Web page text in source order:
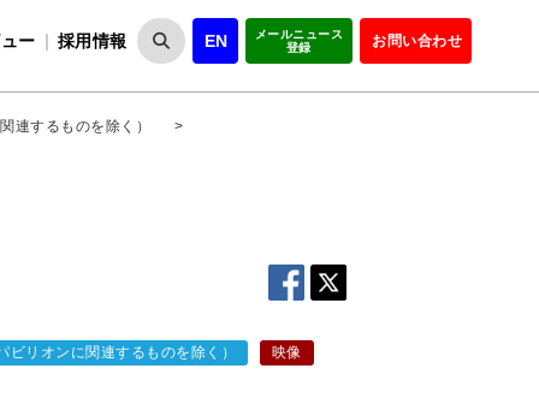
ー 採用情報 EN
メールニュース
登録
お問い合わせ
連するものを除く）
>
リオンに関連するものを除く）
映像